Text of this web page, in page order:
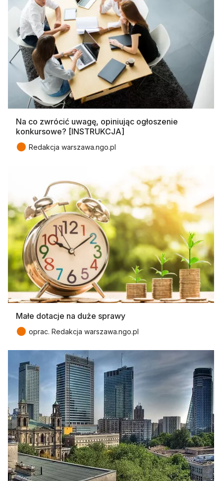
Na co zwrócić uwagę, opiniując ogłoszenie
konkursowe? [INSTRUKCJA]
● Redakcja warszawa.ngo.pl
Małe dotacje na duże sprawy
● oprac. Redakcja warszawa.ngo.pl